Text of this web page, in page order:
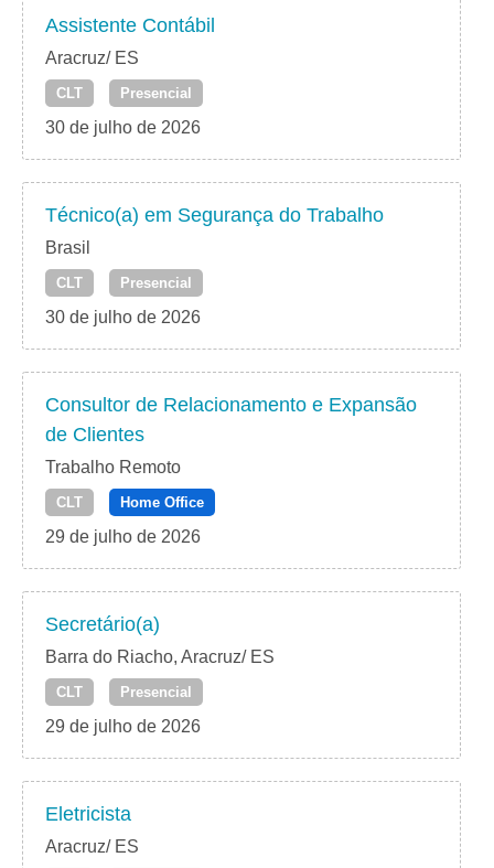
Assistente Contábil
Aracruz/ ES
CLT Presencial
30 de julho de 2026
Técnico(a) em Segurança do Trabalho
Brasil
CLT Presencial
30 de julho de 2026
Consultor de Relacionamento e Expansão
de Clientes
Trabalho Remoto
CLT Home Office
29 de julho de 2026
Secretário(a)
Barra do Riacho, Aracruz/ ES
CLT Presencial
29 de julho de 2026
Eletricista
Aracruz/ ES